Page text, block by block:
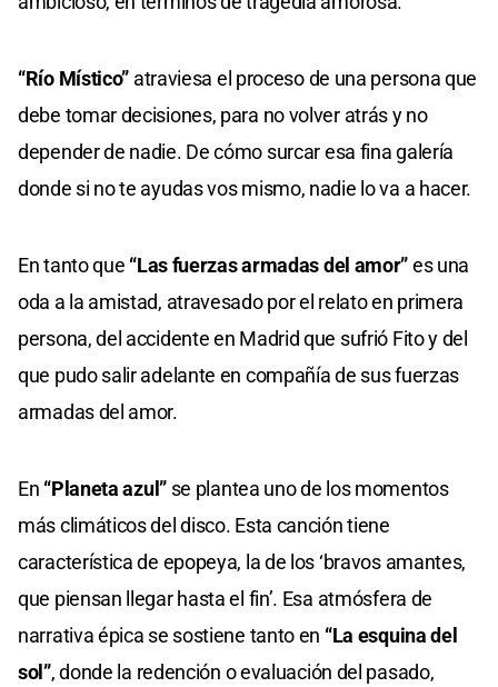
“Río Místico” atraviesa el proceso de una persona que
debe tomar decisiones, para no volver atrás y no
depender de nadie. De cómo surcar esa fina galería
donde si no te ayudas vos mismo, nadie lo va a hacer.
En tanto que “Las fuerzas armadas del amor”es una
oda a la amistad, atravesado por el relato en primera
persona, del accidente en Madrid que sufrió Fito y del
que pudo salir adelante en compañía de sus fuerzas
armadas del amor.
En “Planeta azul” se plantea uno de los momentos
más climáticos del disco. Esta canción tiene
característica de epopeya, la de los ‘bravos amantes,
que piensan llegar hasta el fin’. Esa atmósfera de
narrativa épica se sostiene tanto en “La esquina del
sol”, donde la redención o evaluación del pasado,